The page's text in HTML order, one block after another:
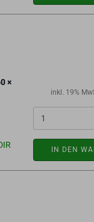
×
inkl. 19%
IN DEN